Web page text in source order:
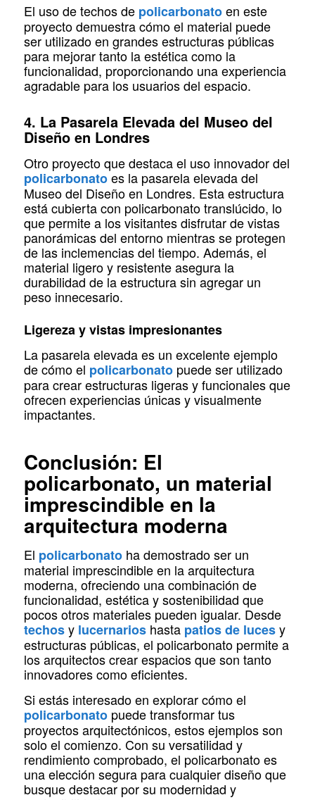
El uso de techos de policarbonatoen este
proyecto demuestra cómo el material puede
ser utilizado en grandes estructuras públicas
para mejorar tanto la estética como la
funcionalidad, proporcionando una experiencia
agradable para los usuarios del espacio.
4. La Pasarela Elevada del Museo del
Diseño en Londres
Otro proyecto que destaca el uso innovador del
policarbonatoes la pasarela elevada del
Museo del Diseño en Londres. Esta estructura
está cubierta con policarbonato translúcido, lo
que permite a los visitantes disfrutar de vistas
panorámicas del entorno mientras se protegen
de las inclemencias del tiempo. Además, el
material ligero y resistente asegura la
durabilidad de la estructura sin agregar un
peso innecesario.
Ligereza y vistas impresionantes
La pasarela elevada es un excelente ejemplo
de cómo el policarbonatopuede ser utilizado
para crear estructuras ligeras y funcionales que
ofrecen experiencias únicas y visualmente
impactantes.
Conclusión: El
policarbonato, un material
imprescindible en la
arquitectura moderna
El policarbonatoha demostrado ser un
material imprescindible en la arquitectura
moderna, ofreciendo una combinación de
funcionalidad, estética y sostenibilidad que
pocos otros materiales pueden igualar. Desde
techosy lucernarioshasta patios de lucesy
estructuras públicas, el policarbonato permite a
los arquitectos crear espacios que son tanto
innovadores como eficientes.
Si estás interesado en explorar cómo el
policarbonatopuede transformar tus
proyectos arquitectónicos, estos ejemplos son
solo el comienzo. Con su versatilidad y
rendimiento comprobado, el policarbonato es
una elección segura para cualquier diseño que
busque destacar por su modernidad y